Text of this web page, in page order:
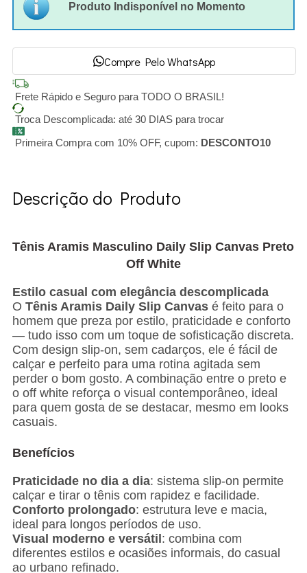
Produto Indisponível no Momento
Compre Pelo WhatsApp
Frete Rápido e Seguro para TODO O BRASIL!
Troca Descomplicada: até 30 DIAS para trocar
Primeira Compra com 10% OFF, cupom: DESCONTO10
Descrição do Produto
Tênis Aramis Masculino Daily Slip Canvas Preto
Off White
Estilo casual com elegância descomplicada
O Tênis Aramis Daily Slip Canvasé feito para o
homem que preza por estilo, praticidade e conforto
— tudo isso com um toque de sofisticação discreta.
Com design slip-on, sem cadarços, ele é fácil de
calçar e perfeito para uma rotina agitada sem
perder o bom gosto. A combinação entre o preto e
o off white reforça o visual contemporâneo, ideal
para quem gosta de se destacar, mesmo em looks
casuais.
Benefícios
Praticidade no dia a dia: sistema slip-on permite
calçar e tirar o tênis com rapidez e facilidade.
Conforto prolongado: estrutura leve e macia,
ideal para longos períodos de uso.
Visual moderno e versátil : combina com
diferentes estilos e ocasiões informais, do casual
ao urbano refinado.